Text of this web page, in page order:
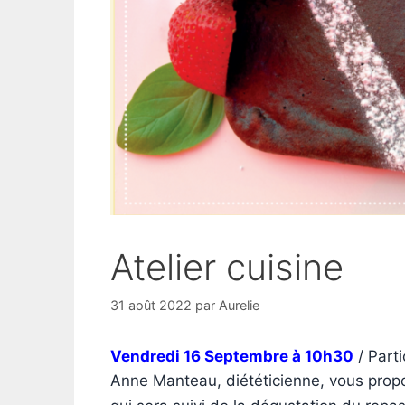
Atelier cuisine
31 août 2022 par Aurelie
Vendredi 16 Septembre à 10h30 /
Anne Manteau, diététicienne, vous